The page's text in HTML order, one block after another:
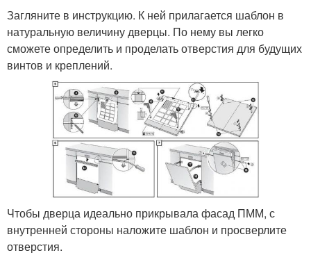
Загляните в инструкцию. К ней прилагается шаблон в
натуральную величину дверцы. По нему вы легко
сможете определить и проделать отверстия для будущих
винтов и креплений.
Чтобы дверца идеально прикрывала фасад ПММ, с
внутренней стороны наложите шаблон и просверлите
отверстия.